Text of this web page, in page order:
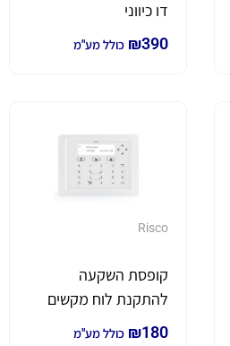
דו כיווני
₪390 כולל מע"מ
Risco
קופסת השקעה
להתקנת לוח מקשים
אלגנט₪180 כולל מע"מ